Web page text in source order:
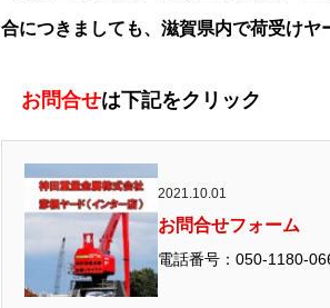
合につきましても、滋賀県内で荷受けヤ
お問合せは下記をクリック
2021.10.01
お問合せフォーム